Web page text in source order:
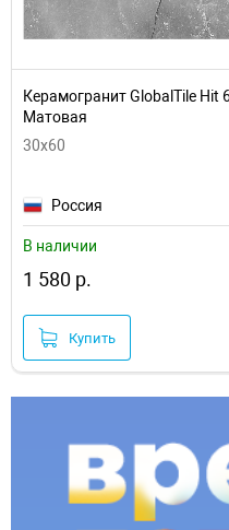
Керамогранит GlobalTile Hit
Матовая
30x60
Россия
В наличии
1 580 р.
Купить